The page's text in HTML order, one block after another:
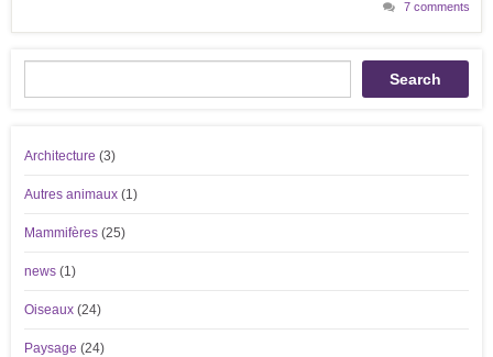
7 comments
Search
Architecture (3)
Autres animaux (1)
Mammifères (25)
news (1)
Oiseaux (24)
Paysage (24)